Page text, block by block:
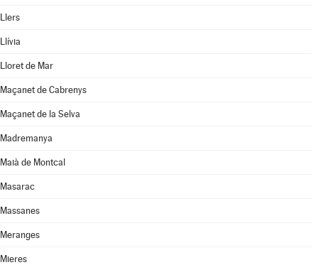
Llers
Llívia
Lloret de Mar
Maçanet de Cabrenys
Maçanet de la Selva
Madremanya
Maià de Montcal
Masarac
Massanes
Meranges
Mieres